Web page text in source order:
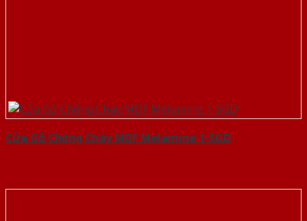
Cửa Gỗ Chống Cháy MDF Melamine 1-SGD